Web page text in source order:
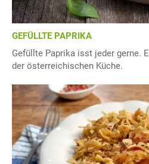
GEFÜLLTE PAPRIKA
Gefüllte Paprika isst jeder gerne.
der österreichischen Küche.